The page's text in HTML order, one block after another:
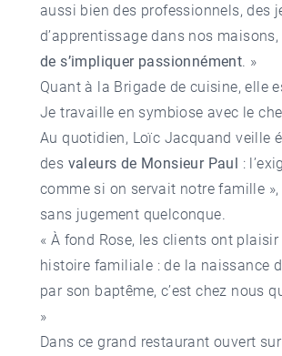
aussi bien des professionnels, des
d’apprentissage dans nos
de s’impliquer passionnément. »
Quant à la Brigade de cuisine, elle
Je travaille en symbiose avec le
Au quotidien, Loïc Jacquand veille
des valeurs de Monsieur Paul :
comme si on servait notre famille
sans jugement quelconque.
« À fond Rose, les clients ont
histoire familiale : de la naissance
par son baptême, c’est chez nous
»
Dans ce grand restaurant ouvert